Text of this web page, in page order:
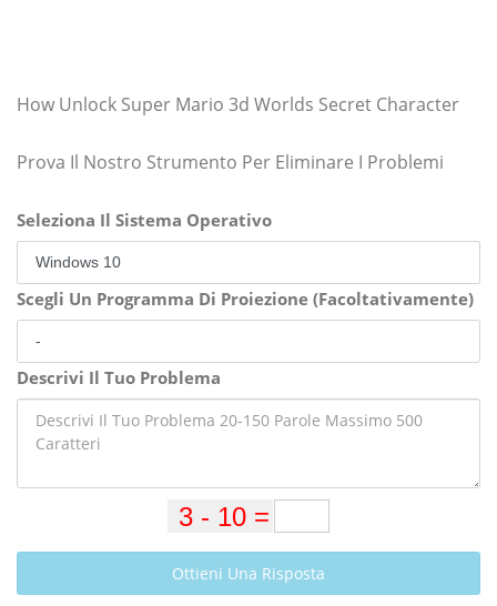
How Unlock Super Mario 3d Worlds Secret Character
Prova Il Nostro Strumento Per Eliminare I Problemi
Seleziona Il Sistema Operativo
Scegli Un Programma Di Proiezione (Facoltativamente)
Descrivi Il Tuo Problema
Ottieni Una Risposta